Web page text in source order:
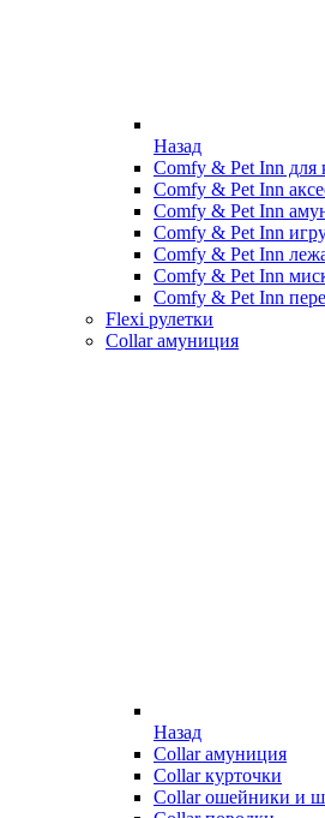
Назад
Comfy & Pet Inn для
Comfy & Pet Inn
Comfy & Pet Inn
Comfy & Pet Inn
Comfy & Pet Inn
Comfy & Pet Inn
Comfy & Pet Inn
Flexi рулетки
Collar амуниция
Назад
Collar амуниция
Collar курточки
Collar ошейники и